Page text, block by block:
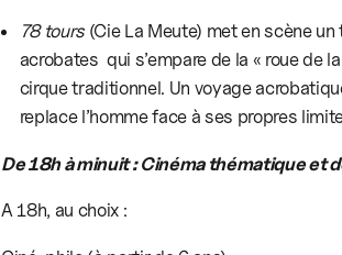
78 tours (Cie La Meute) met en scène
acrobates qui s’empare de la « roue de
cirque traditionnel. Un voyage
replace l’homme face à ses propres
De 18h à minuit : Cinéma thématique et
A 18h, au choix :